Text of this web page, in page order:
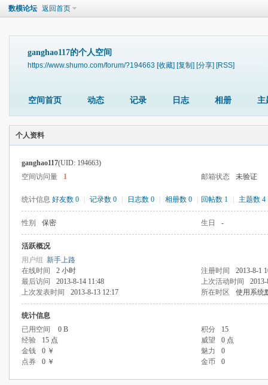
数模论坛 返回首页
ganghao117的个人空间
https://www.shumo.com/forum/?194663 [收藏] [复制] [分享] [RSS]
空间首页 动态 记录 日志 相册 主
个人资料
ganghao117(UID: 194663)
空间访问量
1 邮箱状态 未验证
统计信息 好友数 0 记录数 0 日志数 0 相册数 0 回帖数 1 主题数 4
性别 保密 生日 -
活跃概况
用户组 新手上路
在线时间
2 小时 注册时间
2013-8-1
最后访问
2013-8-14 11:48 上次活动时间
上次发表时间
2013-8-13 12:17 所在时区 使用系统
统计信息
已用空间
0 B 积分
15
经验
15 点 威望
0 点
金钱
0 ￥ 魅力
0
点券
0 ￥ 金币 0